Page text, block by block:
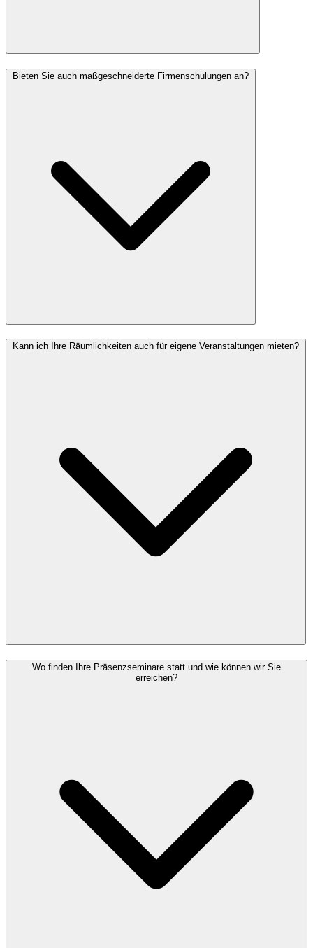
Bieten Sie auch maßgeschneiderte Firmenschulungen an?
Kann ich Ihre Räumlichkeiten auch für eigene Veranstaltungen mieten?
Wo finden Ihre Präsenzseminare statt und wie können wir Sie
erreichen?